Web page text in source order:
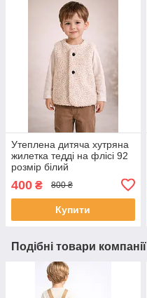
Утеплена дитяча хутряна
жилетка тедді на флісі 92
розмір білий
400 ₴ 800 ₴
Купити
Подібні товари компанії